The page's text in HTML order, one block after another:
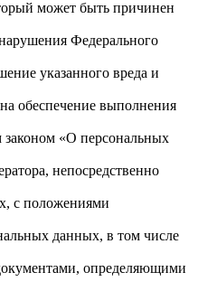
может быть причинен
Федерального
указанного вреда и
обеспечение выполнения
«О персональных
непосредственно
с положениями
данных, в том числе
определяющими